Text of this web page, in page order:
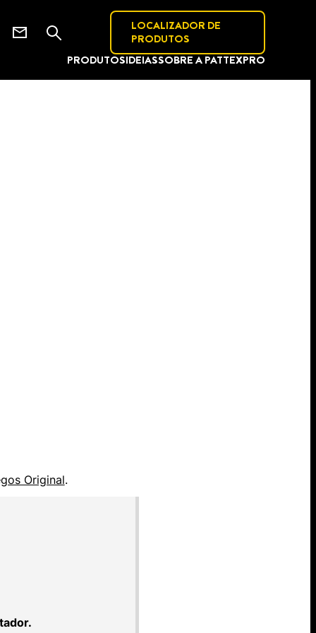
PRODUTOSIDEIASSOBRE A PATTEXPRO
LOCALIZADOR DE
PRODUTOS
Original.